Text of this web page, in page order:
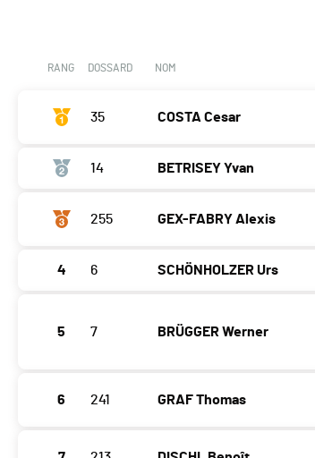
RANG DOSSARD NOM
35 COSTA Cesar
14 BETRISEY Yvan
255 GEX-FABRY Alexis
4 6 SCHÖNHOLZER Urs
5 7 BRÜGGER Werner
6 241 GRAF Thomas